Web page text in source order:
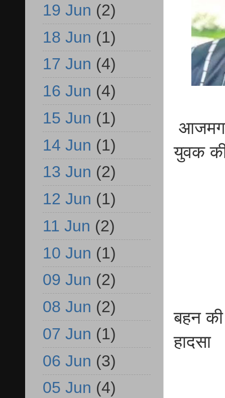
युवक
बहन
हादसा
19 Jun (2)
18 Jun (1)
17 Jun (4)
16 Jun (4)
15 Jun (1)
14 Jun (1)
13 Jun (2)
12 Jun (1)
11 Jun (2)
10 Jun (1)
09 Jun (2)
08 Jun (2)
07 Jun (1)
06 Jun (3)
05 Jun (4)